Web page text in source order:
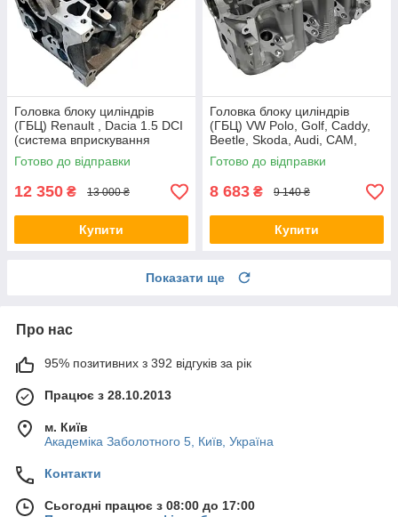
Головка блоку циліндрів
(ГБЦ) Renault , Dacia 1.5 DCI
(система вприскування
Siemens), CAM, 110410442R,
AMC 908788
Готово до відправки
12 350 ₴ 13 000 ₴
Купити
Головка блоку циліндрів
(ГБЦ) VW Polo, Golf, Caddy,
Beetle, Skoda, Audi, CAM,
038103351B, AMC 908703
Готово до відправки
8 683 ₴ 9 140 ₴
Купити
Показати ще
Про нас
95% позитивних з 392 відгуків за рік
Працює з 28.10.2013
м. Київ
Академіка Заболотного 5, Київ, Україна
Контакти
Сьогодні працює з 08:00 до 17:00